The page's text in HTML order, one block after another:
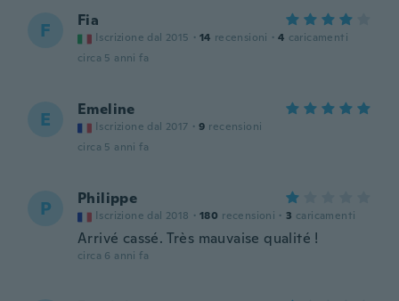
F Fia
Iscrizione dal 2015 · 14 recensioni · 4 caricamenti
circa 5 anni fa
E Emeline
Iscrizione dal 2017 · 9 recensioni
circa 5 anni fa
P Philippe
Iscrizione dal 2018 · 180 recensioni · 3 caricamenti
Arrivé cassé. Très mauvaise qualité !
circa 6 anni fa